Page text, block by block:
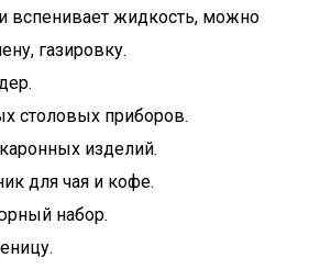
вспенивает жидкость, можно
газировку.
столовых приборов.
изделий.
для чая и кофе.
набор.